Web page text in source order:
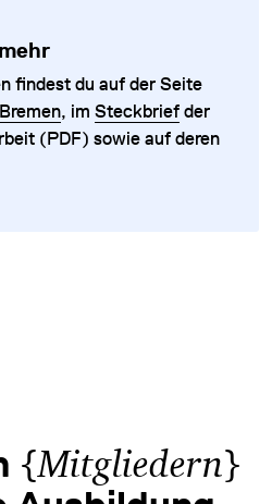
findest du auf der Seite
, im Steckbrief der
(PDF) sowie auf deren
{Mitgliedern}